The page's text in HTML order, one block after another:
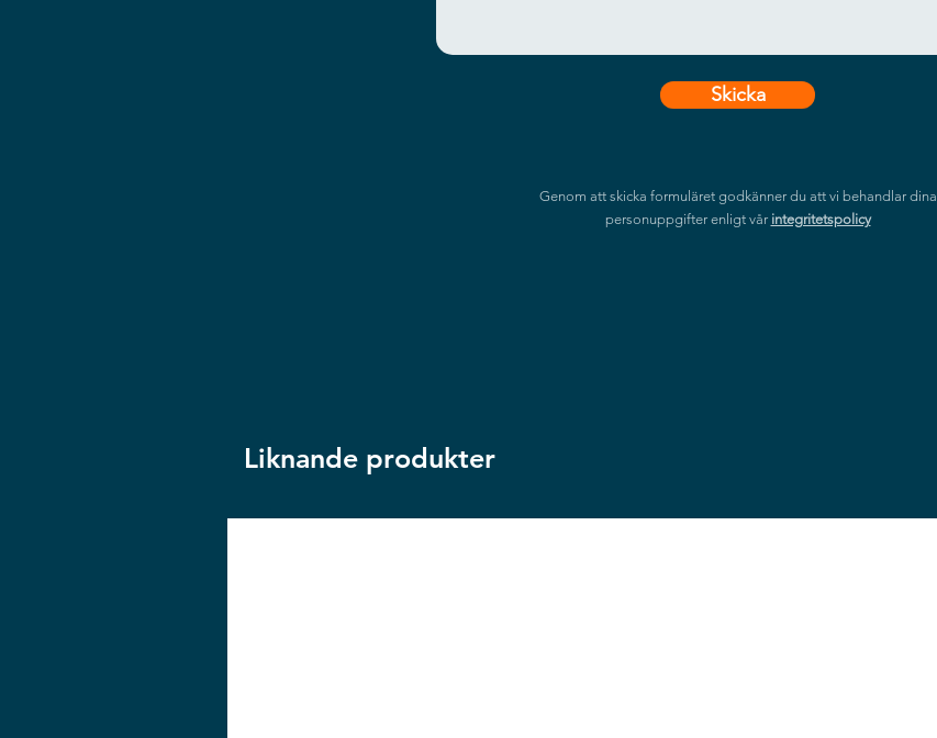
Skicka
Genom att skicka formuläret godkänner du att vi behandlar dina
personuppgifter enligt vår integritetspolicy
Liknande produkter